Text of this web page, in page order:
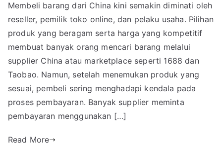
Membeli barang dari China kini semakin diminati oleh
reseller, pemilik toko online, dan pelaku usaha. Pilihan
produk yang beragam serta harga yang kompetitif
membuat banyak orang mencari barang melalui
supplier China atau marketplace seperti 1688 dan
Taobao. Namun, setelah menemukan produk yang
sesuai, pembeli sering menghadapi kendala pada
proses pembayaran. Banyak supplier meminta
pembayaran menggunakan […]
Read More